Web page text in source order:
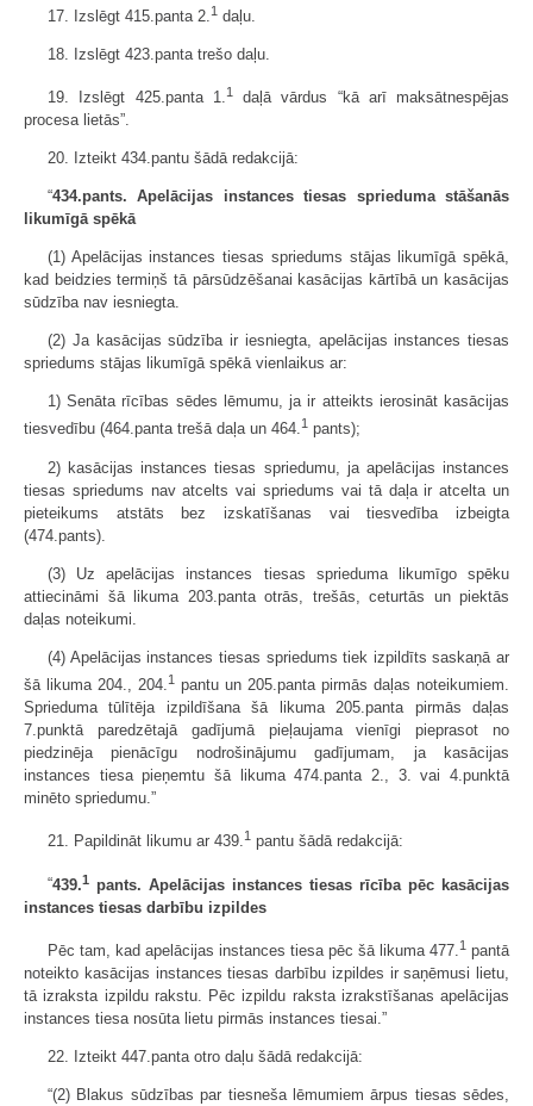
17. Izslēgt 415.panta 2. 1 daļu.
18. Izslēgt 423.panta trešo daļu.
19. Izslēgt 425.panta 1.1daļā vārdus “kā arī maksātnespējas
procesa lietās”.
20. Izteikt 434.pantu šādā redakcijā:
“434.pants. Apelācijas instances tiesas sprieduma stāšanās
likumīgā spēkā
(1) Apelācijas instances tiesas spriedums stājas likumīgā spēkā,
kad beidzies termiņš tā pārsūdzēšanai kasācijas kārtībā un kasācijas
sūdzība nav iesniegta.
(2) Ja kasācijas sūdzība ir iesniegta, apelācijas instances tiesas
spriedums stājas likumīgā spēkā vienlaikus ar:
1) Senāta rīcības sēdes lēmumu, ja ir atteikts ierosināt kasācijas
tiesvedību (464.panta trešā daļa un 464.1 pants);
2) kasācijas instances tiesas spriedumu, ja apelācijas instances
tiesas spriedums nav atcelts vai spriedums vai tā daļa ir atcelta un
pieteikums atstāts bez izskatīšanas vai tiesvedība izbeigta
(474.pants).
(3) Uz apelācijas instances tiesas sprieduma likumīgo spēku
attiecināmi šā likuma 203.panta otrās, trešās, ceturtās un piektās
daļas noteikumi.
(4) Apelācijas instances tiesas spriedums tiek izpildīts saskaņā ar
šā likuma 204., 204. 1 pantu un 205.panta pirmās daļas noteikumiem.
Sprieduma tūlītēja izpildīšana šā likuma 205.panta pirmās daļas
7.punktā paredzētajā gadījumā pieļaujama vienīgi pieprasot no
piedzinēja pienācīgu nodrošinājumu gadījumam, ja kasācijas
instances tiesa pieņemtu šā likuma 474.panta 2., 3. vai 4.punktā
minēto spriedumu.”
21. Papildināt likumu ar 439.1 pantu šādā redakcijā:
“439.1
pants. Apelācijas instances tiesas rīcība pēc kasācijas
instances tiesas darbību izpildes
Pēc tam, kad apelācijas instances tiesa pēc šā likuma 477. 1 pantā
noteikto kasācijas instances tiesas darbību izpildes ir saņēmusi lietu,
tā izraksta izpildu rakstu. Pēc izpildu raksta izrakstīšanas apelācijas
instances tiesa nosūta lietu pirmās instances tiesai.”
22. Izteikt 447.panta otro daļu šādā redakcijā:
“(2) Blakus sūdzības par tiesneša lēmumiem ārpus tiesas sēdes,